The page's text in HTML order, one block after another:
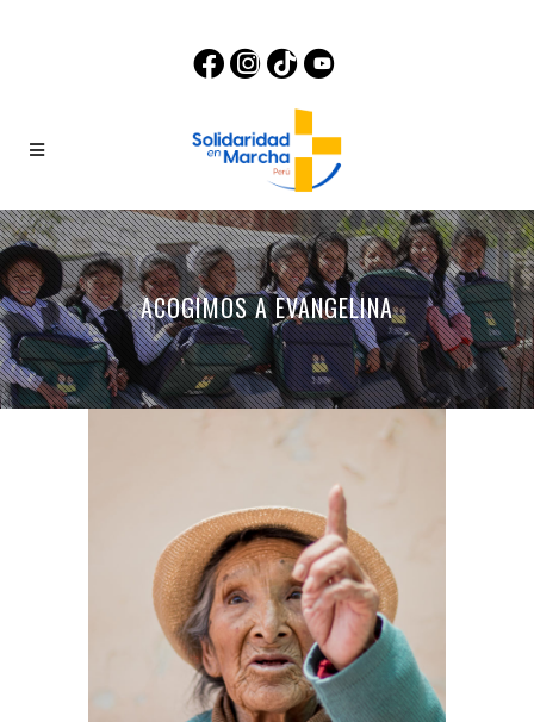
ACOGIMOS A EVANGELINA